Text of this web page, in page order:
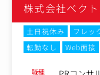
・クライアントのニ
・SNSリサーチ結果
・SNSアカウント
・インフルエンサー
・自社イベントの企
・「Find Model
株式会社ベク
土日祝休み フレッ
転勤なし
Web面接
職種